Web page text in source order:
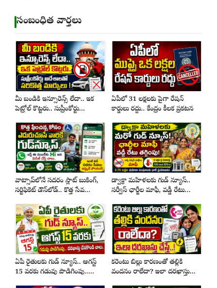
సంబంధిత వార్తలు
మీ బండికి ఇన్సూరెన్స్ లేదా.. ఇక
పెట్రోల్ కొట్టరు.. సుప్రీంకోర్టు
ఏపీలో 31 లక్షలకు పైగా రేషన్
కార్డులు రద్దు.. కేంద్రం కీలక ప్రకటన
వాట్సాప్‌లోనే సదరం స్లాట్ బుకింగ్,
సర్టిఫికెట్ డౌన్‌లోడ్.. కొత్త సేవ
డ్వాక్రా మహిళలకు గుడ్ న్యూస్..
సర్వీస్ ఛార్జీల మాఫీ, వడ్డీ రేటు
ఏపీ రైతులకు గుడ్ న్యూస్.. ఆగస్ట్
15 వరకు గడువు పొడిగింపు..
కరెంటు బిల్లు కారణంతో తల్లికి
వందనం రాలేదా? ఇలా దరఖాస్తు